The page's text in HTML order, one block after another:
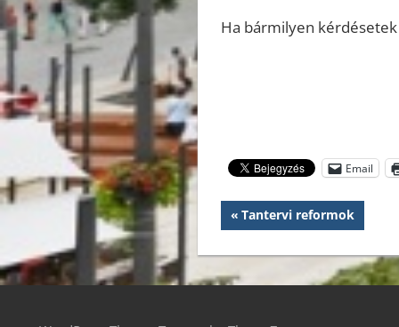
Ha bármilyen
Email
Bejegyzés
navigáció
Previous
Post:
Tantervi reformok